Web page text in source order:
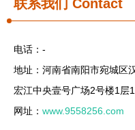
联系我们 Contact
电话：-
地址：河南省南阳市宛城区
宏江中央壹号广场2号楼1层
网址： www.9558256.com